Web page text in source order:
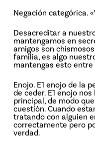
Negación categórica.
Desacreditar a
mantengamos en
amigos son
familia, es algo
mantengas esto entre
Enojo. E1 enojo de la
de ceder. E1 enojo
principal, de modo
cuestión. Cuando
tratando con alguien
correctamente pero
verdad.